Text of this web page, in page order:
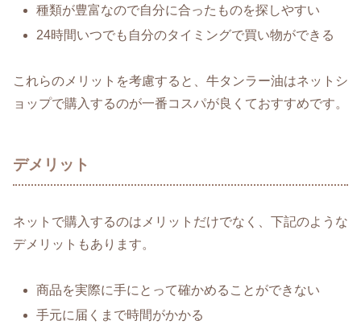
種類が豊富なので自分に合ったものを探しやすい
24時間いつでも自分のタイミングで買い物ができる
これらのメリットを考慮すると、牛タンラー油はネットシ
ョップで購入するのが一番コスパが良くておすすめです。
デメリット
ネットで購入するのはメリットだけでなく、下記のような
デメリットもあります。
商品を実際に手にとって確かめることができない
手元に届くまで時間がかかる